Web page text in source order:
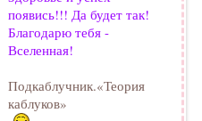
появись!!! Да будет так!
Благодарю тебя -
Вселенная!
Подкаблучник.«Теория
каблуков»